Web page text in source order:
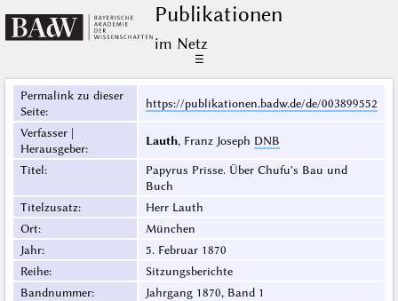
Publikationen
im Netz
☰
Permalink zu dieser
Seite:
https://publikationen.badw.de/de/003899552
Verfasser |
Herausgeber:
Lauth, Franz Joseph DNB
Titel:
Papyrus Prisse. Über Chufu's Bau und
Buch
Titelzusatz:
Herr Lauth
Ort:
München
Jahr:
5. Februar 1870
Reihe:
Sitzungsberichte
Bandnummer:
Jahrgang 1870, Band 1